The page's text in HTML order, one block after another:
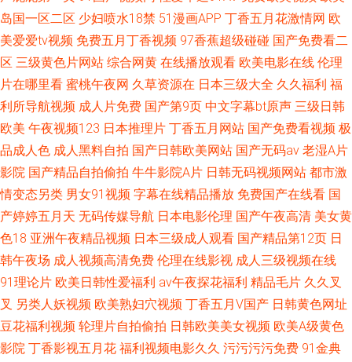
岛国一区二区 少妇喷水18禁 51漫画APP 丁香五月花激情网 欧
美爱爱tv视频 免费五月丁香视频 97香蕉超级碰碰 国产免费看二
区 三级黄色片网站 综合网黄 在线播放观看 欧美电影在线 伦理
片在哪里看 蜜桃午夜网 久草资源在 日本三级大全 久久福利 福
利所导航视频 成人片免费 国产第9页 中文字幕bt原声 三级日韩
欧美 午夜视频123 日本推理片 丁香五月网站 国产免费看视频 极
品成人色 成人黑料自拍 国产日韩欧美网站 国产无码av 老湿A片
影院 国产精品自拍偷拍 牛牛影院A片 日韩无码视频网站 都市激
情变态另类 男女91视频 字幕在线精品播放 免费国产在线看 国
产婷婷五月天 无码传媒导航 日本电影伦理 国产午夜高清 美女黄
色18 亚洲午夜精品视频 日本三级成人观看 国产精品第12页 日
韩午夜场 成人视频高清免费 伦理在线影视 成人三级视频在线
91理论片 欧美日韩性爱福利 av午夜探花福利 精品毛片 久久叉
叉 另类人妖视频 欧美熟妇穴视频 丁香五月V国产 日韩黄色网址
豆花福利视频 轮理片自拍偷拍 日韩欧美美女视频 欧美A级黄色
影院 丁香影视五月花 福利视频电影久久 污污污污免费 91金典